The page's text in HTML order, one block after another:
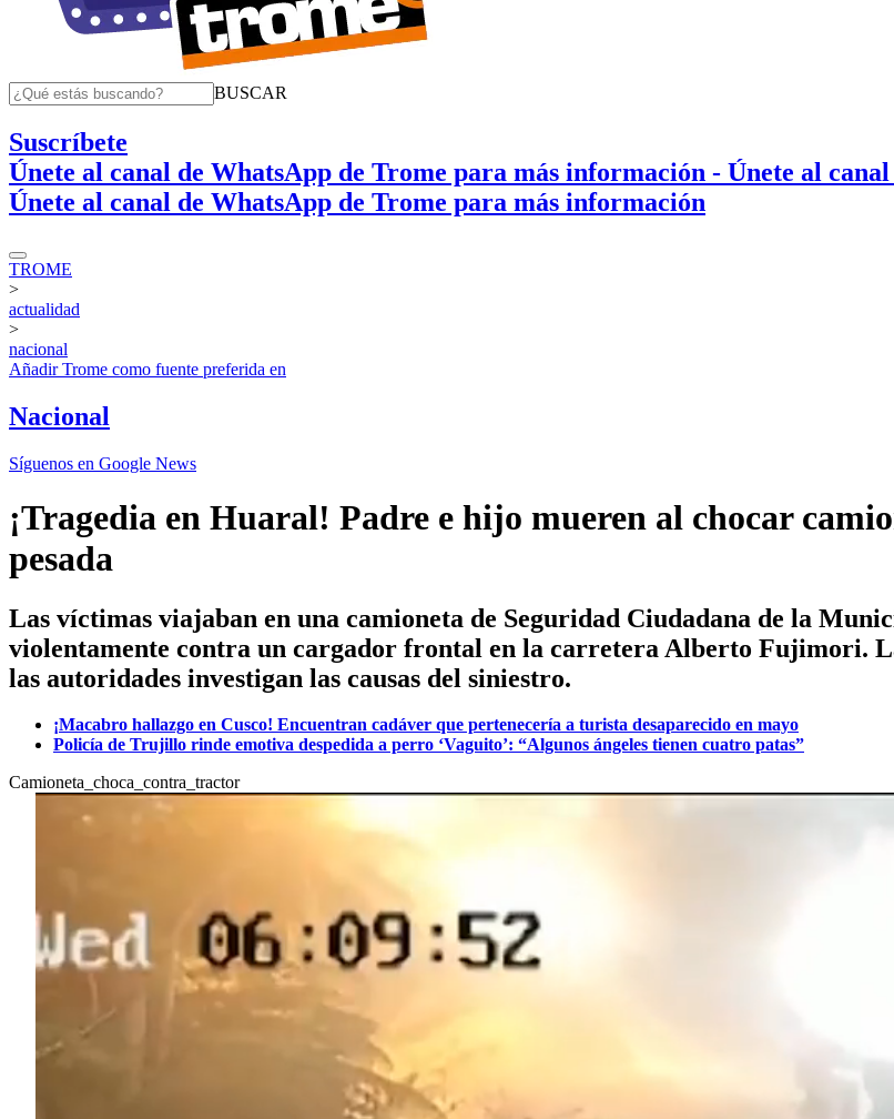
BUSCAR
Suscríbete
Únete al canal de WhatsApp de Trome para más información - Únete al
Únete al canal de WhatsApp de Trome para más información
TROME
>
actualidad
>
nacional
AñadirTrome como fuente preferida en
Nacional
Síguenos en Google News
¡Tragedia en Huaral! Padre e hijo mueren al chocar
pesada
Las víctimas viajaban en una camioneta de Seguridad Ciudadana de la
violentamente contra un cargador frontal en la carretera Alberto Fujimori.
las autoridades investigan las causas del siniestro.
¡Macabro hallazgo en Cusco! Encuentran cadáver que pertenecería a turista desaparecido en mayo
Policía de Trujillo rinde emotiva despedida a perro ‘Vaguito’: “Algunos ángeles tienen cuatro patas”
Camioneta_choca_contra_tractor